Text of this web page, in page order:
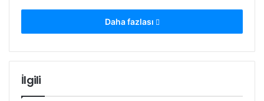
Merkez Tren Garında bir mitingle
sonlandırıldı.
Daha fazlası
İlgili